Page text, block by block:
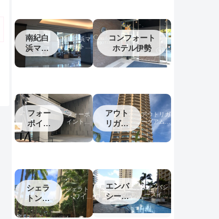
南紀白
浜マリ
オット
南紀白浜マ
リオットホ
テル宿泊記
コンフォート
ホテル伊勢
フォー
ポイン
トバイ
シェラ
空港
フォーポ
イントバ
イシェラ
トン名古
屋中部国
アウト
リガー
グアム
アウトリガ
ーグアム宿
泊記
シェラ
トンワ
イキキ
シェラト
ン・ワイキ
キ宿泊記
エンバ
シース
イーツ
エンバシ
ースイー
ツワイキ
キ宿泊記